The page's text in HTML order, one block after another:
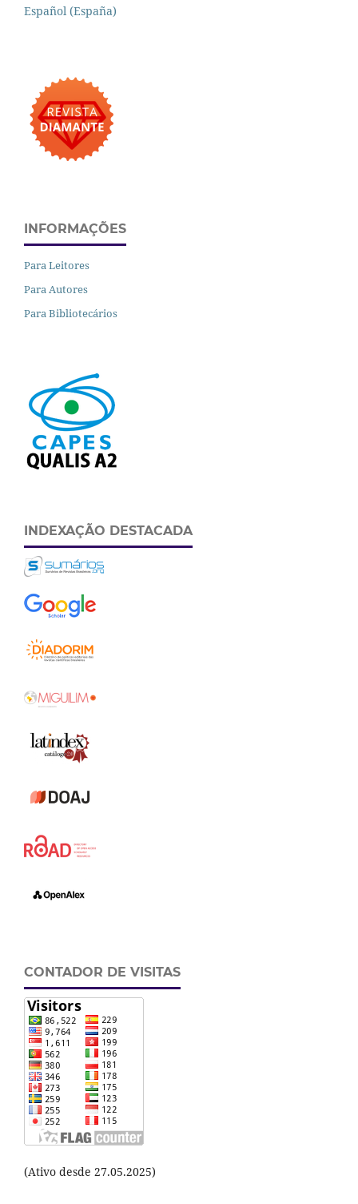
Español (España)
INFORMAÇÕES
Para Leitores
Para Autores
Para Bibliotecários
INDEXAÇÃO DESTACADA
CONTADOR DE VISITAS
(Ativo desde 27.05.2025)